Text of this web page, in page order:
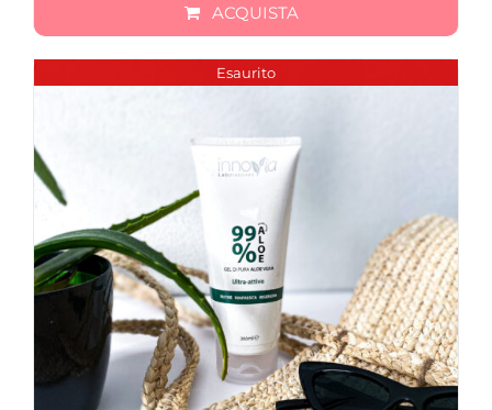
ACQUISTA
Esaurito